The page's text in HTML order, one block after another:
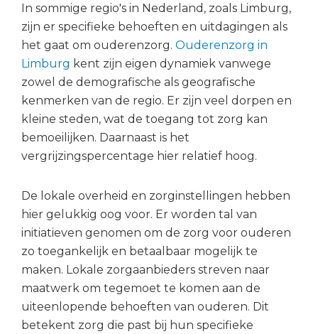
In sommige regio's in Nederland, zoals Limburg,
zijn er specifieke behoeften en uitdagingen als
het gaat om ouderenzorg. Ouderenzorg in
Limburg kent zijn eigen dynamiek vanwege
zowel de demografische als geografische
kenmerken van de regio. Er zijn veel dorpen en
kleine steden, wat de toegang tot zorg kan
bemoeilijken. Daarnaast is het
vergrijzingspercentage hier relatief hoog.
De lokale overheid en zorginstellingen hebben
hier gelukkig oog voor. Er worden tal van
initiatieven genomen om de zorg voor ouderen
zo toegankelijk en betaalbaar mogelijk te
maken. Lokale zorgaanbieders streven naar
maatwerk om tegemoet te komen aan de
uiteenlopende behoeften van ouderen. Dit
betekent zorg die past bij hun specifieke